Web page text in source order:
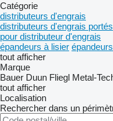
Catégorie
distributeurs d'engrais
distributeurs d'engrais portés
pour distributeur d'engrais
épandeurs à lisier
tout afficher
Marque
Bauer Duun Fliegl Metal-
tout afficher
Localisation
Rechercher dans un